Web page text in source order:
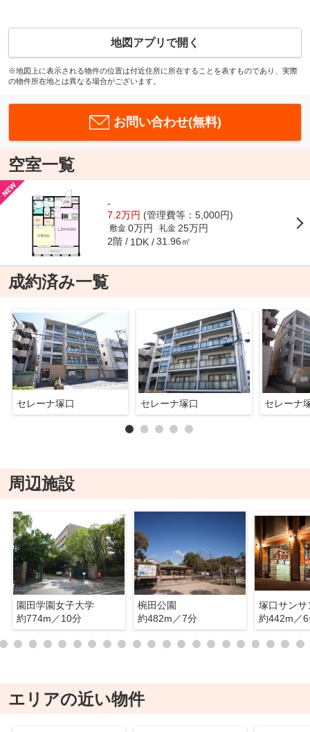
地図アプリで開く
※地図上に表示される物件の位置は付近住所に所在することを表すものであり、実際
の物件所在地とは異なる場合がございます。
お問い合わせ(無料)
空室一覧
-
7.2万円 (管理費等：5,000円)
敷金 0万円 礼金 25万円
2階 1DK 31.96㎡
成約済み一覧
セレーナ塚口 セレーナ塚口 セレーナ
周辺施設
園田学園女子大学
約774m／10分
椀田公園
約482m／7分
塚口サンサ
約442m／
エリアの近い物件